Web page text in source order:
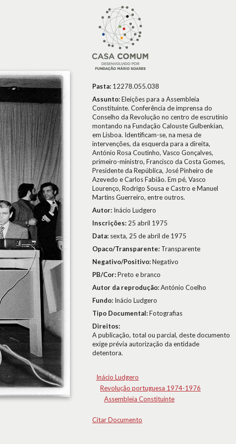
Pasta: 12278.055.038
Assunto:Eleições para a Assembleia
Constituinte. Conferência de imprensa do
Conselho da Revolução no centro de escrutínio
montando na Fundação Calouste Gulbenkian,
em Lisboa. Identificam-se, na mesa de
intervenções, da esquerda para a direita,
António Rosa Coutinho, Vasco Gonçalves,
primeiro-ministro, Francisco da Costa Gomes,
Presidente da República, José Pinheiro de
Azevedo e Carlos Fabião. Em pé, Vasco
Lourenço, Rodrigo Sousa e Castro e Manuel
Martins Guerreiro, entre outros.
Autor: Inácio Ludgero
Inscrições: 25 abril 1975
Data: sexta, 25 de abril de 1975
Opaco/Transparente: Transparente
Negativo/Positivo:Negativo
PB/Cor:Preto e branco
Autor da reprodução:António Coelho
Fundo: Inácio Ludgero
Tipo Documental:Fotografias
Direitos:
A publicação, total ou parcial, deste documento
exige prévia autorização da entidade
detentora.
Inácio Ludgero
Revolução portuguesa 1974-1976
Assembleia Constituinte
Citar Documento